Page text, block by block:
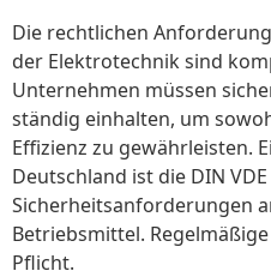
Die rechtlichen
der Elektrotechnik sind
Unternehmen müssen
ständig einhalten, um
Effizienz zu gewährleisten.
Deutschland ist die DIN
Sicherheitsanforderungen
Betriebsmittel.
Pflicht.